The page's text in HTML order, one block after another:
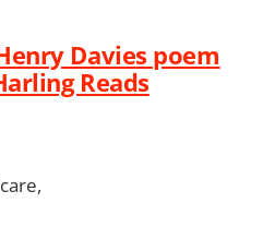
Davies poem
Reads